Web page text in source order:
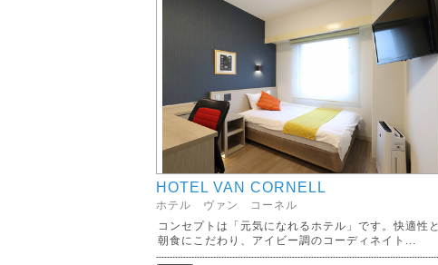
HOTEL VAN CORNELL
ホテル ヴァン コーネル
コンセプトは「元気になれるホテル」です。快適性と
朝食にこだわり、アイビー調のコーディネイト...